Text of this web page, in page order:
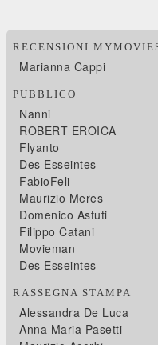
RECENSIONI
Marianna Cappi
PUBBLICO
Nanni
ROBERT EROICA
Flyanto
Des Esseintes
FabioFeli
Maurizio Meres
Domenico Astuti
Filippo Catani
Movieman
Des Esseintes
RASSEGNA STAMPA
Alessandra De Luca
Anna Maria Pasetti